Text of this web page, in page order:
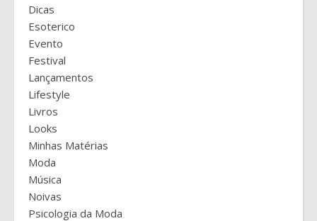
Dicas
Esoterico
Evento
Festival
Lançamentos
Lifestyle
Livros
Looks
Minhas Matérias
Moda
Música
Noivas
Psicologia da Moda